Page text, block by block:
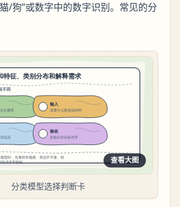
/狗”或数字中的数字识别。常见的分
查看大图
分类模型选择判断卡